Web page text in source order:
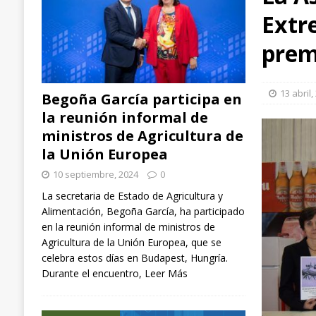
arroz, aplicadas en España, Italia y Chile
[ 3 septiembre, 2024 ]
Ángel Ballesteros
el sector”
GANADERÍA
Begoña García
NACIONAL
13 abril,
Begoña García participa en
la reunión informal de
ministros de Agricultura de
la Unión Europea
10 septiembre, 2024 0
La secretaria de Estado de Agricultura y
Alimentación, Begoña García, ha participado
en la reunión informal de ministros de
Agricultura de la Unión Europea, que se
celebra estos días en Budapest, Hungría.
Durante el encuentro, Leer Más